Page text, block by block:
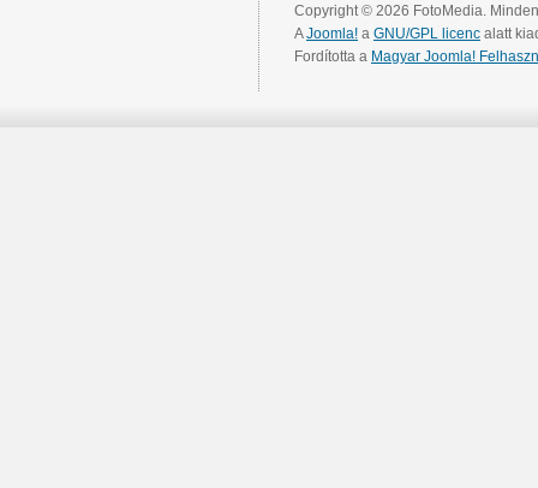
Copyright © 2026 FotoMedia.
AJoomla! a GNU/GPL licenc alatt
Fordította a Magyar Joomla!